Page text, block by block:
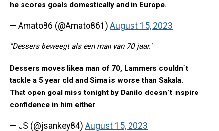
he scores goals domestically and in Europe.
— Amato86 (@Amato861) August 15, 2023
"Dessers beweegt als een man van 70 jaar."
Dessers moves likea man of 70, Lammers couldn`t
tackle a 5 year old and Sima is worse than Sakala.
That open goal miss tonight by Danilo doesn`t inspire
confidence in him either
— JS (@jsankey84) August 15, 2023